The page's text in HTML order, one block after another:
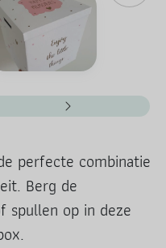
perfecte combinatie
Berg de
spullen op in deze